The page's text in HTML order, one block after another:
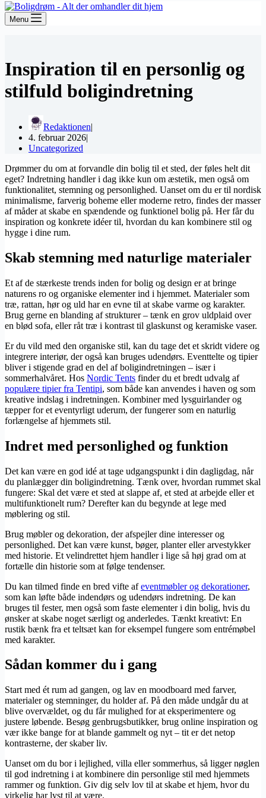
Menu
Inspiration til en personlig og
stilfuld boligindretning
Redaktionen
4. februar 2026
Uncategorized
Drømmer du om at forvandle din bolig til et sted, der føles helt dit
eget? Indretning handler i dag ikke kun om æstetik, men også om
funktionalitet, stemning og personlighed. Uanset om du er til nordisk
minimalisme, farverig boheme eller moderne retro, findes der masser
af måder at skabe en spændende og funktionel bolig på. Her får du
inspiration og konkrete idéer til, hvordan du kan kombinere stil og
hygge i dine rum.
Skab stemning med naturlige materialer
Et af de stærkeste trends inden for bolig og design er at bringe
naturens ro og organiske elementer ind i hjemmet. Materialer som
træ, rattan, hør og uld har en evne til at skabe varme og karakter.
Brug gerne en blanding af strukturer – tænk en grov uldplaid over
en blød sofa, eller råt træ i kontrast til glaskunst og keramiske vaser.
Er du vild med den organiske stil, kan du tage det et skridt videre og
integrere interiør, der også kan bruges udendørs. Eventtelte og tipier
bliver i stigende grad en del af boligindretningen – især i
sommerhalvåret. Hos Nordic Tents finder du et bredt udvalg af
populære tipier fra Tentipi, som både kan anvendes i haven og som
kreative indslag i indretningen. Kombiner med lysguirlander og
tæpper for et eventyrligt uderum, der fungerer som en naturlig
forlængelse af hjemmets stil.
Indret med personlighed og funktion
Det kan være en god idé at tage udgangspunkt i din dagligdag, når
du planlægger din boligindretning. Tænk over, hvordan rummet skal
fungere: Skal det være et sted at slappe af, et sted at arbejde eller et
multifunktionelt rum? Derefter kan du begynde at lege med
møblering og stil.
Brug møbler og dekoration, der afspejler dine interesser og
personlighed. Det kan være kunst, bøger, planter eller arvestykker
med historie. Et velindrettet hjem handler i lige så høj grad om at
fortælle din historie som at følge tendenser.
Du kan tilmed finde en bred vifte afeventmøbler og dekorationer,
som kan løfte både indendørs og udendørs indretning. De kan
bruges til fester, men også som faste elementer i din bolig, hvis du
ønsker at skabe noget særligt og anderledes. Tænkt kreativt: En
rustik bænk fra et teltsæt kan for eksempel fungere som entrémøbel
med karakter.
Sådan kommer du i gang
Start med ét rum ad gangen, og lav en moodboard med farver,
materialer og stemninger, du holder af. På den måde undgår du at
blive overvældet, og du får mulighed for at eksperimentere og
justere løbende. Besøg genbrugsbutikker, brug online inspiration og
vær ikke bange for at blande gammelt og nyt – tit er det netop
kontrasterne, der skaber liv.
Uanset om du bor i lejlighed, villa eller sommerhus, så ligger nøglen
til god indretning i at kombinere din personlige stil med hjemmets
rammer og funktion. Giv dig selv lov til at skabe et hjem, hvor du
virkelig har lyst til at være.